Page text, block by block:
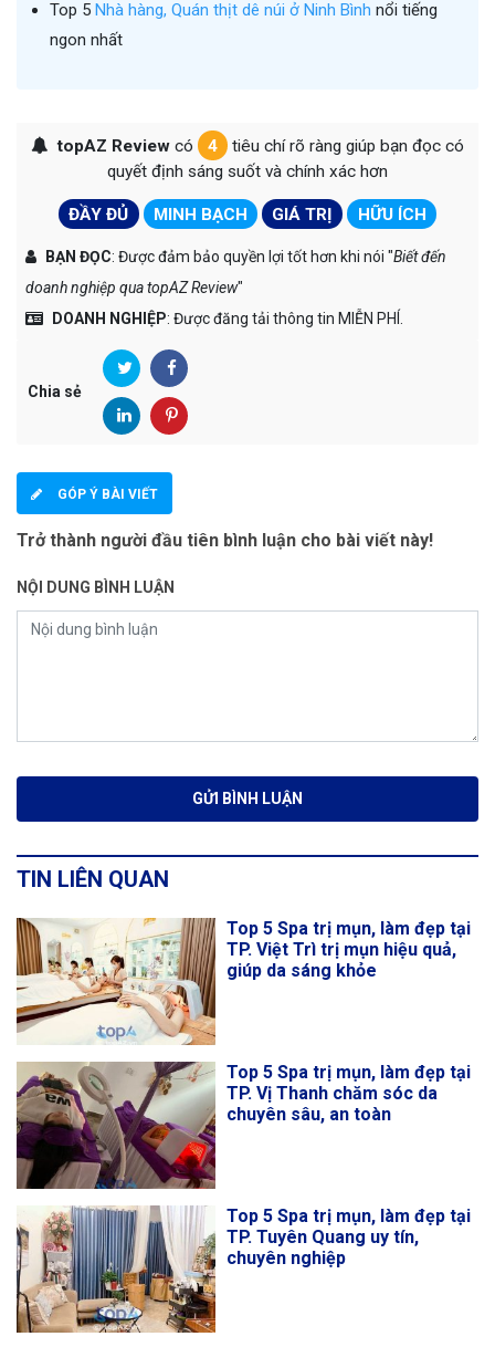
Top 5 Nhà hàng, Quán thịt dê núi ở Ninh Bình nổi tiếng
ngon nhất
topAZ Reviewcó 4
tiêu chí rõ ràng giúp bạn đọc có
quyết định sáng suốt và chính xác hơn
ĐẦY ĐỦ MINH BẠCH GIÁ TRỊ HỮU ÍCH
BẠN ĐỌC: Được đảm bảo quyền lợi tốt hơn khi nói "Biết đến
doanh nghiệp qua topAZ Review"
DOANH NGHIỆP: Được đăng tải thông tin MIỄN PHÍ.
Chia sẻ
GÓP Ý BÀI VIẾT
Trở thành người đầu tiên bình luận cho bài viết này!
NỘI DUNG BÌNH LUẬN
TIN LIÊN QUAN
Top 5 Spa trị mụn, làm đẹp tại
TP. Việt Trì trị mụn hiệu quả,
giúp da sáng khỏe
Top 5 Spa trị mụn, làm đẹp tại
TP. Vị Thanh chăm sóc da
chuyên sâu, an toàn
Top 5 Spa trị mụn, làm đẹp tại
TP. Tuyên Quang uy tín,
chuyên nghiệp